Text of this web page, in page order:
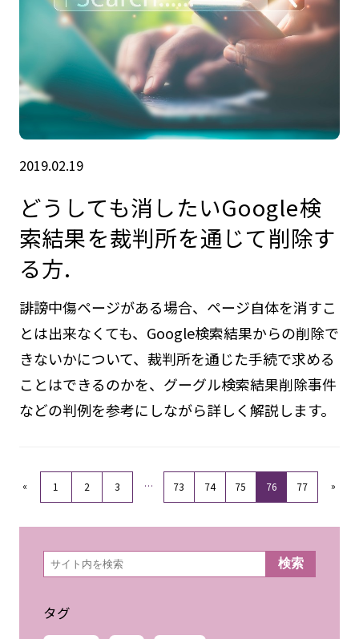
2019.02.19
どうしても消したいGoogle検
索結果を裁判所を通じて削除す
る方.
誹謗中傷ページがある場合、ページ自体を消すこ
とは出来なくても、Google検索結果からの削除で
きないかについて、裁判所を通じた手続で求める
ことはできるのかを、グーグル検索結果削除事件
などの判例を参考にしながら詳しく解説します。
« 1 2 3 … 73 74 75 76 77 »
検
索 検索
タグ